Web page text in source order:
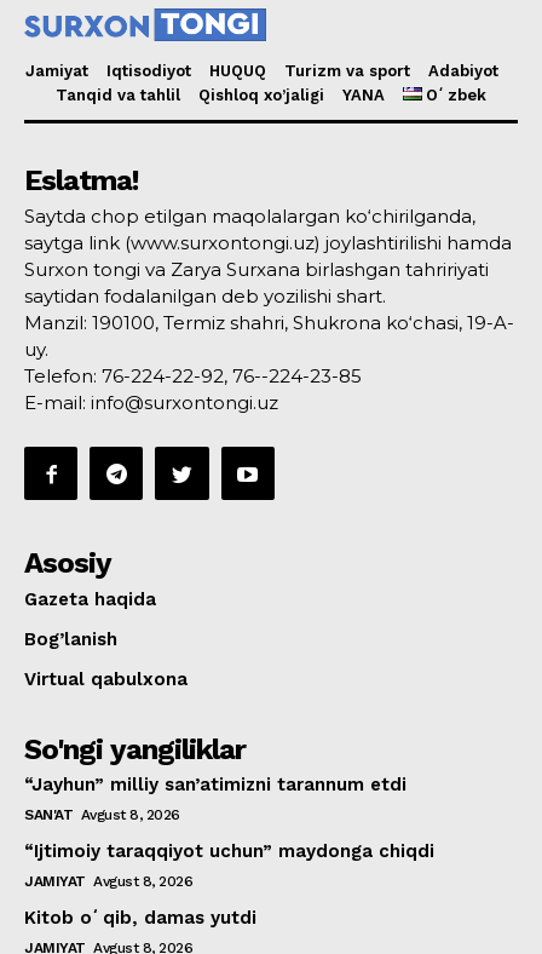
Jamiyat Iqtisodiyot HUQUQ Turizm va sport
Adabiyot
Tanqid va tahlil
Qishloq xo’jaligi YANA Oʻzbek
Eslatma!
Saytda chop etilgan maqolalargan ko‘chirilganda,
saytga link (www.surxontongi.uz) joylashtirilishi hamda
Surxon tongi va Zarya Surxana birlashgan tahririyati
saytidan fodalanilgan deb yozilishi shart.
Manzil: 190100, Termiz shahri, Shukrona ko‘chasi, 19-A-
uy.
Telefon: 76-224-22-92, 76--224-23-85
E-mail: info@surxontongi.uz
Asosiy
Gazeta haqida
Bog’lanish
Virtual qabulxona
So'ngi yangiliklar
“Jayhun” milliy san’atimizni tarannum etdi
SAN'AT Avgust 8, 2026
“Ijtimoiy taraqqiyot uchun” maydonga chiqdi
JAMIYAT Avgust 8, 2026
Kitob oʻqib, damas yutdi
JAMIYAT Avgust 8, 2026